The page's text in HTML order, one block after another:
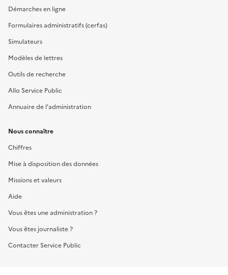
Démarches en ligne
Formulaires administratifs (cerfas)
Simulateurs
Modèles de lettres
Outils de recherche
Allo Service Public
Annuaire de l'administration
Nous connaître
Chiffres
Mise à disposition des données
Missions et valeurs
Aide
Vous êtes une administration ?
Vous êtes journaliste ?
Contacter Service Public